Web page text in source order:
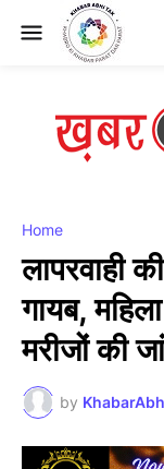
Home
लापरवाही
गायब,
मरीजों की
by